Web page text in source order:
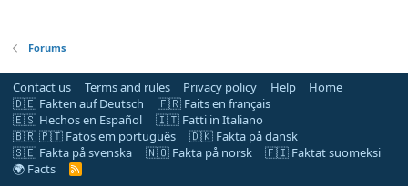
Forums
Contact us Terms and rules Privacy policy Help
Home
🇩🇪 Fakten auf Deutsch
🇫🇷 Faits en français
🇪🇸 Hechos en Español
🇮🇹 Fatti in Italiano
🇧🇷 🇵🇹 Fatos em português
🇩🇰 Fakta på dansk
🇸🇪 Fakta på svenska
🇳🇴 Fakta på norsk
🇫🇮 Faktat suomeksi
🌍 Facts
R